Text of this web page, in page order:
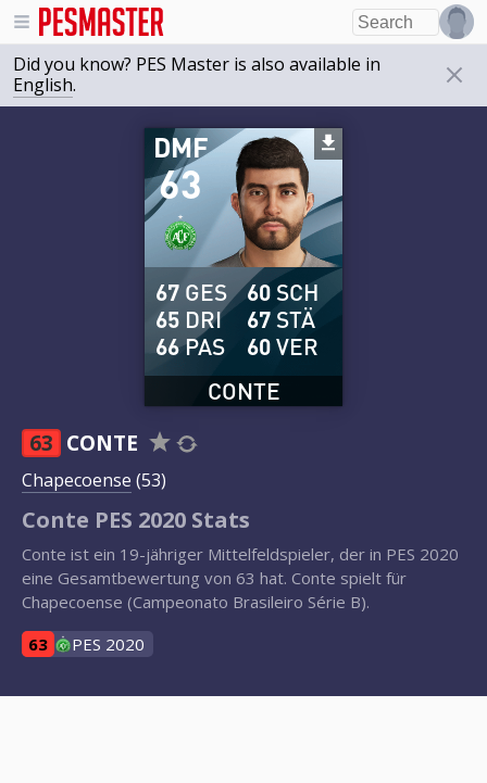
Did you know? PES Master is also available in
English.
63
DMF
CONTE
67 GES
65 DRI
66PAS
60 SCH
67 STÄ
60VER
63 CONTE
Chapecoense (53)
Conte PES 2020 Stats
Conte ist ein 19-jähriger Mittelfeldspieler, der in PES 2020
eine Gesamtbewertung von 63 hat. Conte spielt für
Chapecoense (Campeonato Brasileiro Série B).
63
PES 2020